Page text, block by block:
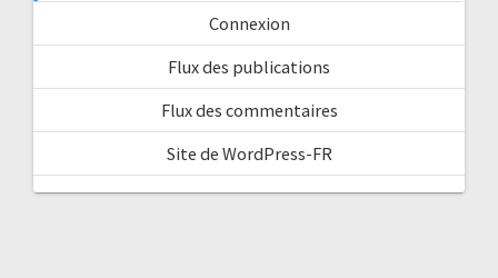
Connexion
Flux des publications
Flux des commentaires
Site de WordPress-FR